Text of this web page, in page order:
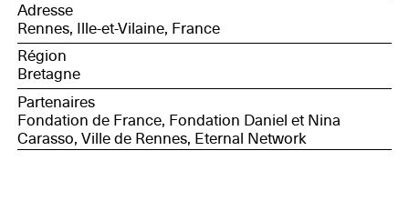
Adresse
Rennes, Ille-et-Vilaine, France
Région
Bretagne
Partenaires
Fondation de France, Fondation Daniel et Nina
Carasso, Ville de Rennes, Eternal Network